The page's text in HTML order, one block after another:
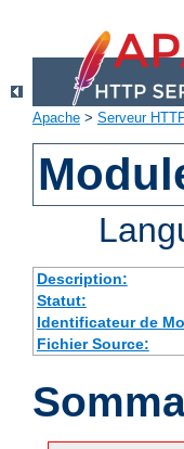
Apache > Serveur
Description:
Statut:
Identificateur de
Fichier Source: